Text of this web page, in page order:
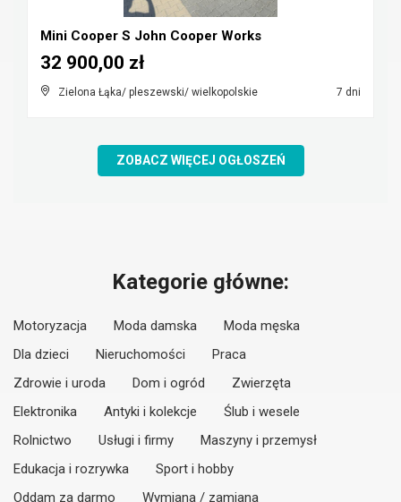
Mini Cooper S John Cooper Works
Zielona Łąka/ pleszewski/ wielkopolskie 7 dni
32 900,00 zł
ZOBACZ WIĘCEJ OGŁOSZEŃ
Kategorie główne:
Motoryzacja Moda damska
Moda męska
Dla dzieci
Nieruchomości
Praca
Zdrowie i uroda
Dom i ogród
Zwierzęta
Elektronika
Antyki i kolekcje
Ślub i wesele
Rolnictwo
Usługi i firmy
Maszyny i przemysł
Edukacja i rozrywka
Sport i hobby
Oddam za darmo
Wymiana / zamiana